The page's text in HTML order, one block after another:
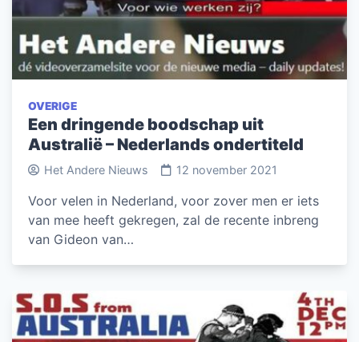
OVERIGE
Een dringende boodschap uit
Australië – Nederlands ondertiteld
Het Andere Nieuws 12 november 2021
Voor velen in Nederland, voor zover men er iets
van mee heeft gekregen, zal de recente inbreng
van Gideon van…